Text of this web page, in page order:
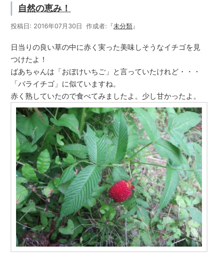
自然の恵み！
投稿日: 2016年07月30日 作成者:『未分類』
日当りの良い草の中に赤く実った美味しそうなイチゴを見
つけたよ！
ばあちゃんは「おぼけいちご」と言っていたけれど・・・
「バライチゴ」に似ていますね。
赤く熟していたので食べてみましたよ。少し甘かったよ。